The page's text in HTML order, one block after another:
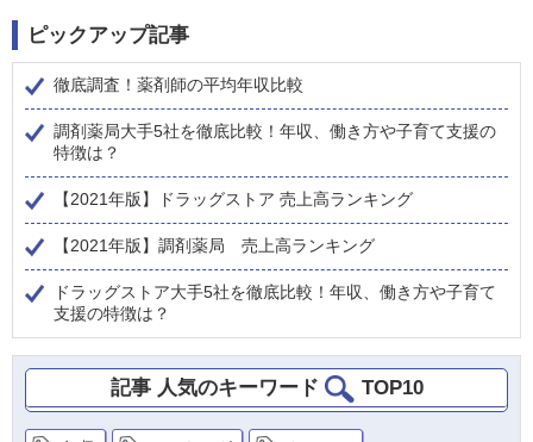
ピックアップ記事
徹底調査！薬剤師の平均年収比較
調剤薬局大手5社を徹底比較！年収、働き方や子育て支援の
特徴は？
【2021年版】ドラッグストア 売上高ランキング
【2021年版】調剤薬局 売上高ランキング
ドラッグストア大手5社を徹底比較！年収、働き方や子育て
支援の特徴は？
記事 人気のキーワード TOP10